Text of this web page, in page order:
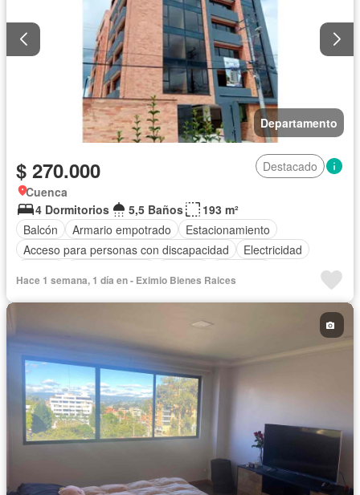
Departamento
$ 270.000
Destacado
Cuenca
4 Dormitorios
5,5 Baños
193 m²
Balcón
Armario empotrado
Estacionamiento
Acceso para personas con discapacidad
Electricidad
Gas natural
Vista panorámica Seguridad
Hace 1 semana, 1 día en - Eximio Bienes Raices